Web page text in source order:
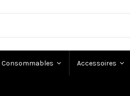
Consommables Accessoires